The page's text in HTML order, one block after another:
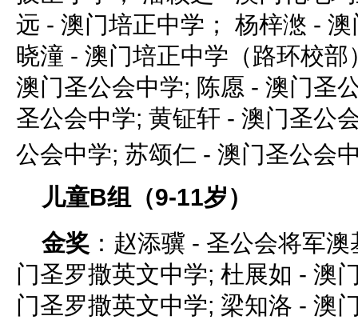
远 - 澳门培正中学； 杨梓滺 -
晓潼 - 澳门培正中学（路环校
澳门圣公会中学; 陈愿 - 澳门圣
圣公会中学; 黄钲轩 - 澳门圣公
公会中学; 苏颂仁 - 澳门圣公会
儿童B组（9-11岁）
金奖 ：赵添骥 - 圣公会将军
门圣罗撒英文中学; 杜展如 - 澳
门圣罗撒英文中学; 梁知洛 - 澳